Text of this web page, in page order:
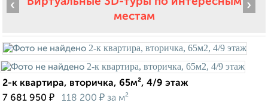
местам
‹ ›
2-к квартира, вторичка, 65м², 4/9 этаж
7 681 950 ₽ 118 200 ₽ за м²